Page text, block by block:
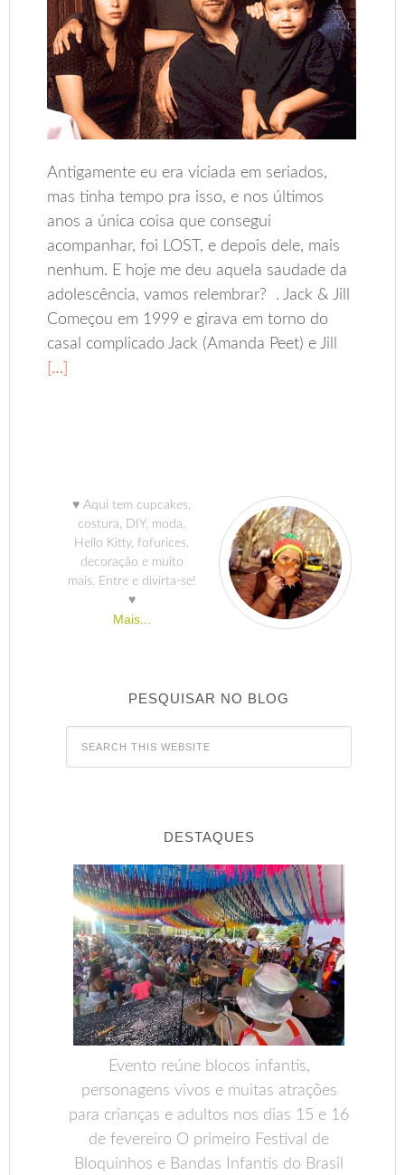
Antigamente eu era viciada em seriados,
mas tinha tempo pra isso, e nos últimos
anos a única coisa que consegui
acompanhar, foi LOST, e depois dele, mais
nenhum. E hoje me deu aquela saudade da
adolescência, vamos relembrar? . Jack & Jill
Começou em 1999 e girava em torno do
casal complicado Jack (Amanda Peet) e Jill
[…]
♥ Aqui tem cupcakes,
costura, DIY, moda,
Hello Kitty, fofurices,
decoração e muito
mais. Entre e divirta-se!
♥
Mais...
PESQUISAR NO BLOG
DESTAQUES
Evento reúne blocos infantis,
personagens vivos e muitas atrações
para crianças e adultos nos dias 15 e 16
de fevereiro O primeiro Festival de
Bloquinhos e Bandas Infantis do Brasil